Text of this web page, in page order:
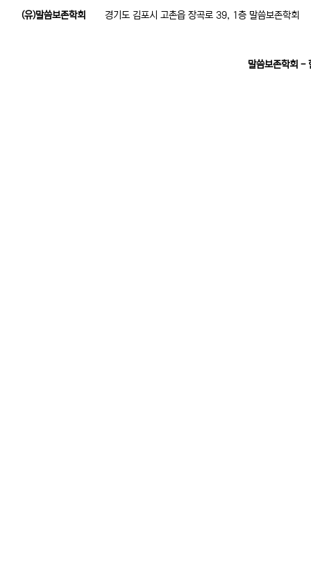
(유)말씀보존학회 경기도 김포시 고촌읍 장곡로 39, 1층 말씀보존학회
말씀보존학회 -